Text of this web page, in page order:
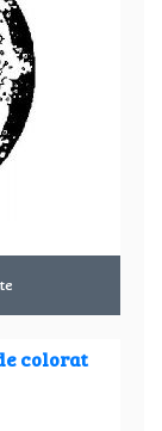
colorat